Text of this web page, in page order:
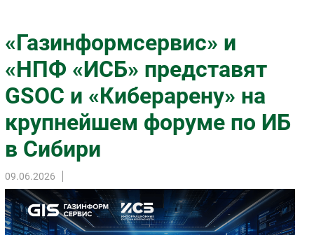
Импорто­замещение
Автоматизация Промышленности
Интернет
Фиксированная связь
Интеграция
Рынок ПК
Маркетинг
Торговые сети
Оборудование
«Газинформсервис» и
«НПФ «ИСБ» представят
GSOC и «Киберарену» на
крупнейшем форуме по ИБ
в Сибири
09.06.2026